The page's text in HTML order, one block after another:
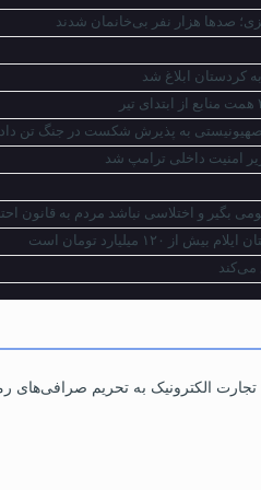
صهیونیستی به پذیرش شکست در جنگ تن
امنیت داخلی ترامپ شد
بگیر و اختلاسی نباشد مردم به قانون
میلیارد تومان است
می‌کند
الکترونیک به تحریم صرافی‌های